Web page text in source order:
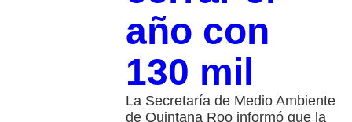
año con
130 mil
La Secretaría de Medio Ambiente
de Quintana Roo informó que la